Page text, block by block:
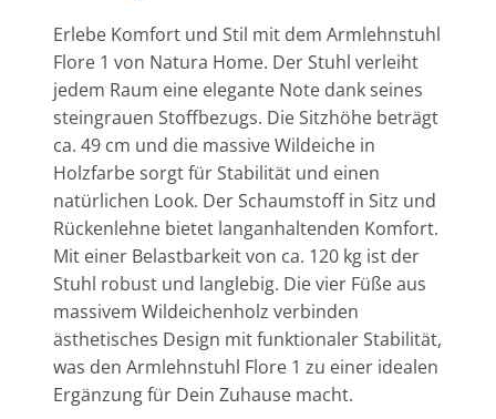
Erlebe Komfort und Stil mit dem Armlehnstuhl
Flore 1 von Natura Home. Der Stuhl verleiht
jedem Raum eine elegante Note dank seines
steingrauen Stoffbezugs. Die Sitzhöhe beträgt
ca. 49 cm und die massive Wildeiche in
Holzfarbe sorgt für Stabilität und einen
natürlichen Look. Der Schaumstoff in Sitz und
Rückenlehne bietet langanhaltenden Komfort.
Mit einer Belastbarkeit von ca. 120 kg ist der
Stuhl robust und langlebig. Die vier Füße aus
massivem Wildeichenholz verbinden
ästhetisches Design mit funktionaler Stabilität,
was den Armlehnstuhl Flore 1 zu einer idealen
Ergänzung für Dein Zuhause macht.